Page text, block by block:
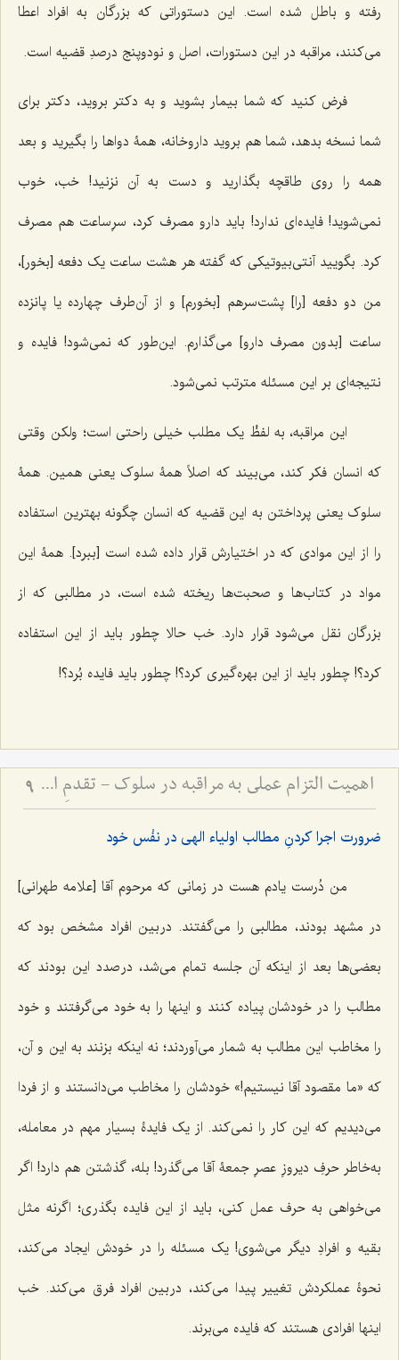
رفته و باطل شده است. این دستوراتی که بزرگان به افراد اعطا
می‌کنند، مراقبه در این دستورات، اصل و نودوپنج درصدِ قضیه است.
فرض کنید که شما بیمار بشوید و به دکتر بروید، دکتر برای
شما نسخه بدهد، شما هم بروید داروخانه، همۀ دواها را بگیرید و بعد
همه را روی طاقچه بگذارید و دست به آن نزنید! خب، خوب
نمی‌شوید! فایده‌ای ندارد! باید دارو مصرف کرد، سرِساعت هم مصرف
کرد. بگویید آنتی‌بیوتیکی که گفته هر هشت ساعت یک دفعه [بخور]،
من دو دفعه [را] پشت‌سرهم [بخورم] و از آن‌طرف چهارده یا پانزده
ساعت [بدون مصرف دارو] می‌گذارم. این‌طور که نمی‌شود! فایده‌ و
نتیجه‌ای بر این مسئله مترتب نمی‌شود.
این مراقبه، به لفظْ یک مطلب خیلی راحتی است؛ ولکن وقتی
که انسان فکر کند، می‌بیند که اصلاً همۀ سلوک یعنی همین. همۀ
سلوک یعنی پرداختن به این قضیه که انسان چگونه بهترین استفاده
را از این موادی که در اختیارش قرار داده شده است [ببرد]. همۀ این
مواد در کتاب‌ها و صحبت‌ها ریخته شده است، در مطالبی که از
بزرگان نقل می‌شود قرار دارد. خب حالا چطور باید از این استفاده
کرد؟! چطور باید از این بهره‌گیری کرد؟! چطور باید فایده بُرد؟!
اهمیت التزام عملی به مراقبه در سلوک - تقدمِ اخلاق و دستورات عملی بر ذکر، و مضرّات اینترنت 9
ضرورت اجرا کردنِ مطالب اولیاء الهی در نفْس خود
من دُرست یادم هست در زمانی که مرحوم آقا [علامه طهرانی]
در مشهد بودند، مطالبی را می‌گفتند. در بین افراد مشخص بود که
بعضی‌ها بعد از اینکه آن جلسه تمام می‌شد، در صدد این بودند که
مطالب را در خودشان پیاده کنند و اینها را به خود می‌گرفتند و خود
را مخاطب این مطالب به ‌شمار می‌آوردند؛ نه ‌اینکه بزنند به این و آن،
که «ما مقصود آقا نیستیم!» خودشان را مخاطب می‌دانستند و از فردا
می‌دیدیم که این کار را نمی‌کند. از یک فایدۀ بسیار مهم در معامله،
به‌خاطر حرفِ دیروزِ عصرِ جمعۀ آقا می‌گذرد! بله، گذشتن هم دارد! اگر
می‌خواهی به حرف عمل کنی، باید از این فایده بگذری؛ اگرنه مثل
بقیه و افرادِ دیگر می‌شوی! یک مسئله را در خودش ایجاد می‌کند،
نحوۀ عملکردش تغییر پیدا می‌کند، در بین افراد فرق می‌کند. خب
اینها افرادی هستند که فایده می‌برند.